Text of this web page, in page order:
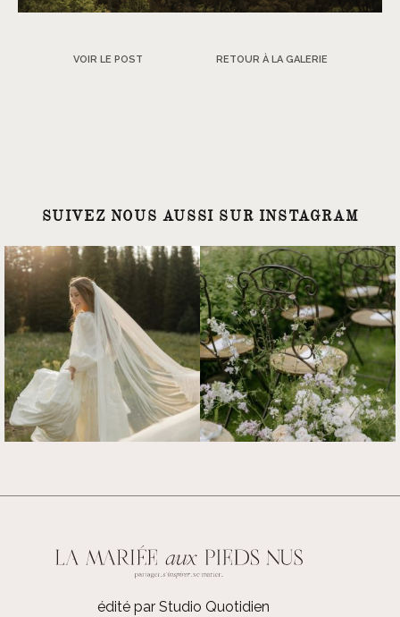
VOIR LE POST RETOUR À LA GALERIE
SUIVEZ NOUS AUSSI SUR INSTAGRAM
édité par Studio Quotidien